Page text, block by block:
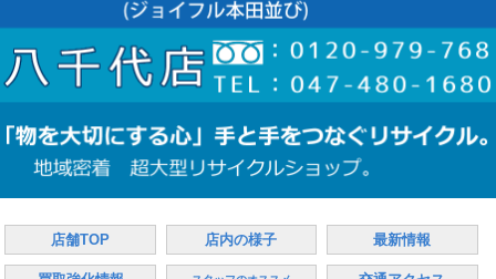
店舗TOP 店内の様子 最新情報